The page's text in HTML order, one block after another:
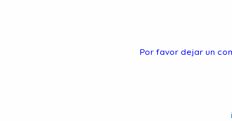
Por favor dejar un